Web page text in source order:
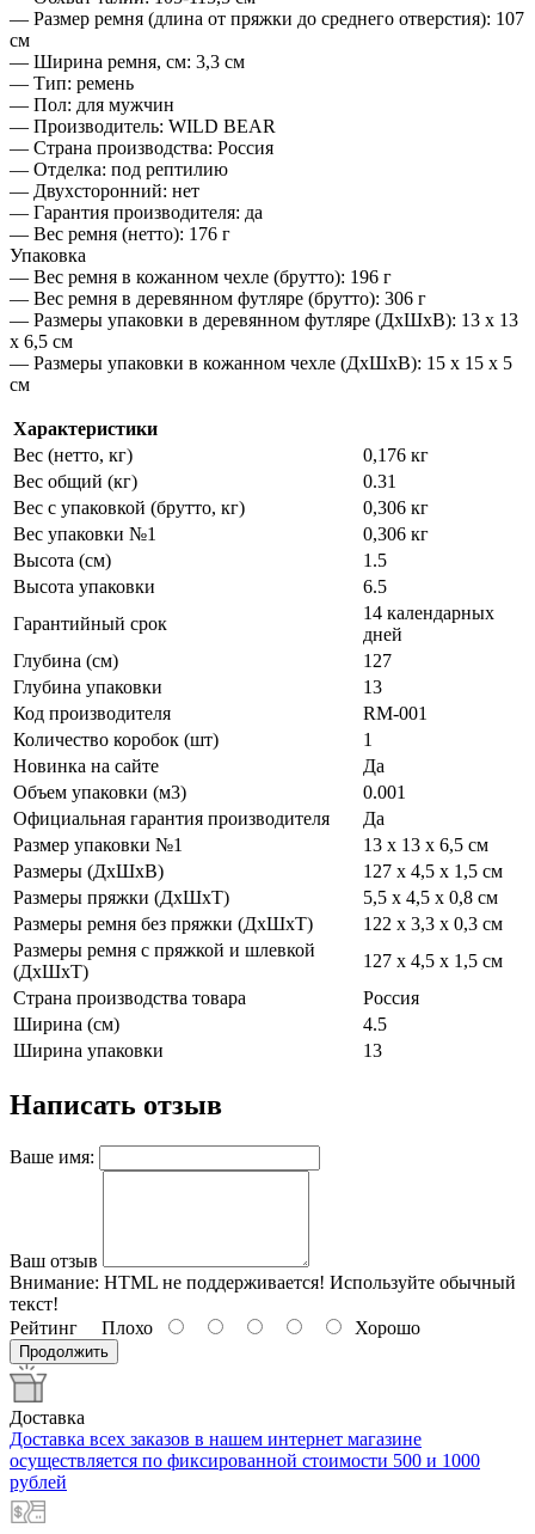
— Размер ремня (длина от пряжки до среднего отверстия): 107
см
— Ширина ремня, см: 3,3 см
— Тип: ремень
— Пол: для мужчин
— Производитель: WILD BEAR
— Страна производства: Россия
— Отделка: под рептилию
— Двухсторонний: нет
— Гарантия производителя: да
— Вес ремня (нетто): 176 г
Упаковка
— Вес ремня в кожанном чехле (брутто): 196 г
— Вес ремня в деревянном футляре (брутто): 306 г
— Размеры упаковки в деревянном футляре (ДхШхВ): 13 х 13
х 6,5 см
— Размеры упаковки в кожанном чехле (ДхШхВ): 15 х 15 х 5
см
Характеристики
Вес (нетто, кг)
0,176 кг
Вес общий (кг)
0.31
Вес с упаковкой (брутто, кг)
0,306 кг
Вес упаковки №1
0,306 кг
Высота (см)
1.5
Высота упаковки
6.5
Гарантийный срок
14 календарных
дней
Глубина (см)
127
Глубина упаковки
13
Код производителя
RM-001
Количество коробок (шт)
1
Новинка на сайте
Да
Объем упаковки (м3)
0.001
Официальная гарантия производителя
Да
Размер упаковки №1
13 х 13 х 6,5 см
Размеры (ДхШхВ)
127 х 4,5 х 1,5 см
Размеры пряжки (ДхШхТ)
5,5 х 4,5 х 0,8 см
Размеры ремня без пряжки (ДхШхТ)
122 х 3,3 х 0,3 см
Размеры ремня с пряжкой и шлевкой
(ДхШхТ)
127 х 4,5 х 1,5 см
Страна производства товара
Россия
Ширина (см)
4.5
Ширина упаковки
13
Написать отзыв
Ваше имя:
Ваш отзыв
Внимание: HTML не поддерживается! Используйте обычный
текст!
Рейтинг Плохо Хорошо
Продолжить
Доставка
Доставка всех заказов в нашем интернет магазине
осуществляется по фиксированной стоимости 500 и 1000
рублей